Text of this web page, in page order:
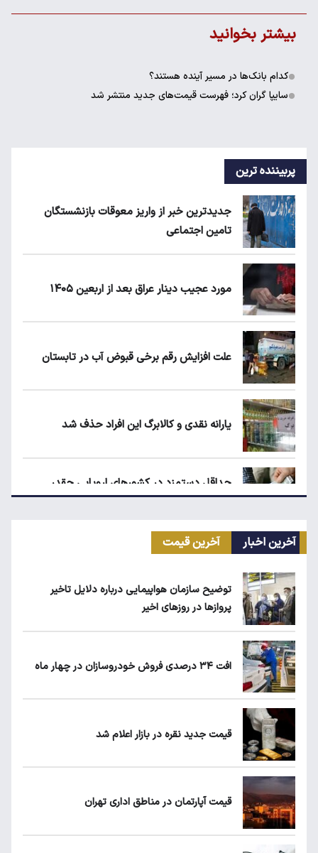
بیشتر بخوانید
کدام بانک‌ها در مسیر آینده هستند؟
سایپا گران کرد؛ فهرست قیمت‌های جدید منتشر شد
پربیننده ترین
جدیدترین خبر از واریز معوقات بازنشستگان
تامین اجتماعی
مورد عجیب دینار عراق بعد از اربعین ۱۴۰۵
علت افزایش رقم برخی قبوض آب در تابستان
یارانه نقدی و کالابرگ این افراد حذف شد
حداقل دستمزد در کشورهای اروپایی چقدر
است؟
ریزش قیمت خودرو چقدر احتمال دارد؟
سهمیه بنزین خودروهای فرسوده قطع می‌شود؟
شرط جدید دریافت یارانه و کالابرگ
آخرین اخبار آخرین قیمت
توضیح سازمان هواپیمایی درباره دلایل تاخیر
پروازها در روزهای اخیر
افت ۳۴ درصدی فروش خودروسازان در چهار ماه
قیمت جدید نقره در بازار اعلام شد
قیمت آپارتمان در مناطق اداری تهران